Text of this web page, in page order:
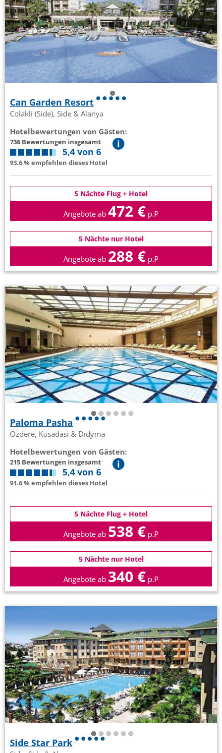
Can Garden Resort
Colakli (Side), Side & Alanya
Hotelbewertungen von Gästen:
736 Bewertungen insgesamt
5,4 von 6
93.6 % empfehlen dieses Hotel
5 Nächte Flug + Hotel
Angebote ab 472 € p.P
5 Nächte nur Hotel
Angebote ab 288 € p.P
Paloma Pasha
Özdere, Kusadasi & Didyma
Hotelbewertungen von Gästen:
215 Bewertungen insgesamt
5,4 von 6
91.6 % empfehlen dieses Hotel
5 Nächte Flug + Hotel
Angebote ab 538 € p.P
5 Nächte nur Hotel
Angebote ab 340 € p.P
Side Star Park